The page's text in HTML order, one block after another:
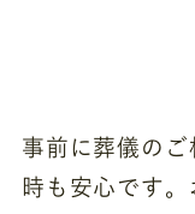
事前に葬儀の
時も安心です